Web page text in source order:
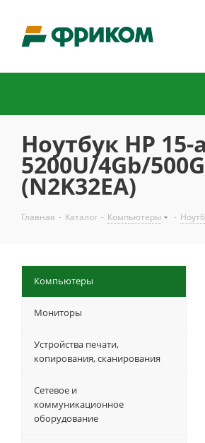
Ноутбук HP 15-
5200U/4Gb/
(N2K32EA)
Главная - Каталог - Компьютеры -
Компьютеры
Мониторы
Устройства печати,
копирования, сканирования
Сетевое и
коммуникационное
оборудование